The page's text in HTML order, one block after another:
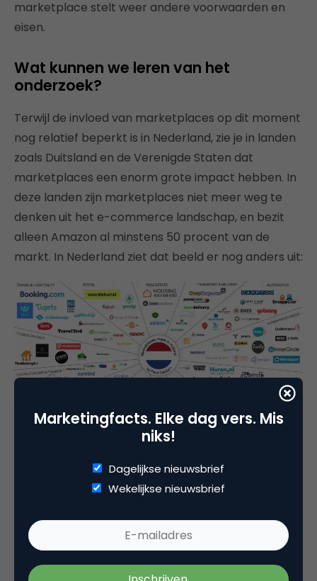
marketplace stelt weer andere voorwaarden en
eisen.
Wat kunnen we leren van het
onderzoek?
Terwijl de invloed van marketplaces op dit moment
nog relatief beperkt is in Nederland, zie je in landen
zoals Duitsland en de Verenigde Staten dat
marketplaces een enorm grote impact hebben. In
deze landen zijn marketplaces niet meer weg te
denken uit het e-commerce landschap, en bezit
alleen Amazon al minstens 50 procent van de
markt. In Nederland ziet dat beeld er nog anders uit:
Hier geven experts geven aan dat marketplaces
omzetgroei, maar de impact op de eigen
kanalen/webshop sinds de komst van Amazon is
nog niet zoals we die in de landen om ons heen zien.
Marketingfacts. Elke dag vers. Mis
niks!
Dagelijkse nieuwsbrief
Wekelijkse nieuwsbrief